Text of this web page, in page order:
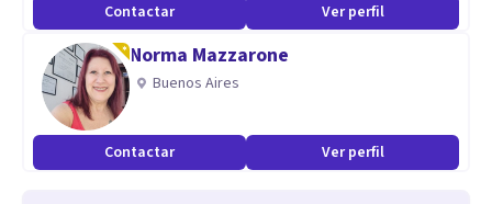
Contactar Ver perfil
Norma Mazzarone
Buenos Aires
Contactar Ver perfil